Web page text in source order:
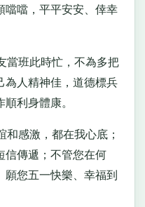
噹噹，平平安安、倖幸
班此時忙，不為多把
為人精神佳，道德標兵
利身體康。
感激，都在我心底；
信傳遞；不管您在何
您五一快樂、幸福到